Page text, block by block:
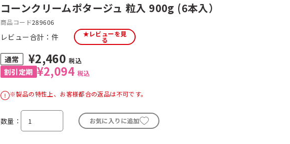
コーンクリームポタージュ 粒入 900g (6本入）
商品コード289606
レビュー合計： 件 ★レビューを見
る
¥2,094 税込
¥2,460 税込
※製品の特性上、お客様都合の返品は不可です。
数量 お気に入りに追加